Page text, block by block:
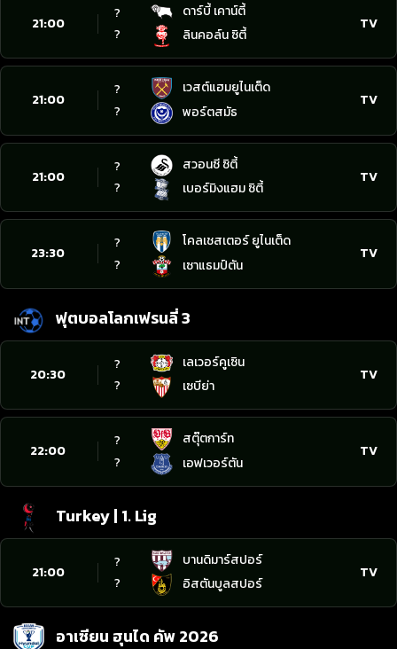
21:00
?
?
ดาร์บี้ เคาน์ตี้
ลินคอล์น ซิตี้
TV
21:00
?
?
เวสต์แฮมยูไนเต็ด
พอร์ตสมัธ
TV
21:00
?
?
สวอนซี ซิตี้
เบอร์มิงแฮม ซิตี้
TV
23:30
?
?
โคลเชสเตอร์ ยูไนเต็ด
เซาแธมป์ตัน
TV
ฟุตบอลโลกเฟรนลี่ 3
20:30
?
?
เลเวอร์คูเซิน
เซบีย่า
TV
22:00
?
?
สตุ๊ตการ์ท
เอฟเวอร์ตัน
TV
Turkey | 1. Lig
21:00
?
?
บานดิมาร์สปอร์
อิสตันบูลสปอร์
TV
อาเซียน ฮุนได คัพ 2026